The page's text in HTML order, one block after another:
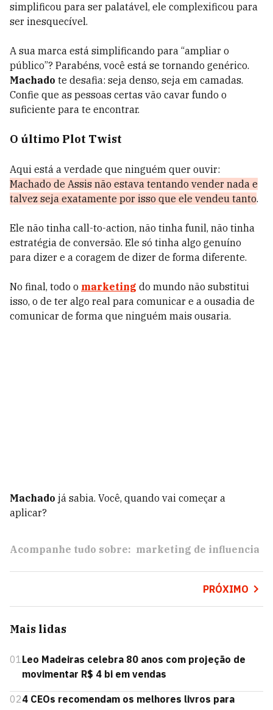
simplificou para ser palatável, ele complexificou para
ser inesquecível.
A sua marca está simplificando para “ampliar o
público”? Parabéns, você está se tornando genérico.
Machado te desafia: seja denso, seja em camadas.
Confie que as pessoas certas vão cavar fundo o
suficiente para te encontrar.
O último Plot Twist
Aqui está a verdade que ninguém quer ouvir:
Machado de Assis não estava tentando vender nada e
talvez seja exatamente por isso que ele vendeu tanto.
Ele não tinha call-to-action, não tinha funil, não tinha
estratégia de conversão. Ele só tinha algo genuíno
para dizer e a coragem de dizer de forma diferente.
No final, todo o marketing do mundo não substitui
isso, o de ter algo real para comunicar e a ousadia de
comunicar de forma que ninguém mais ousaria.
Machado já sabia. Você, quando vai começar a
aplicar?
Acompanhe tudo sobre: marketing de influencia
PRÓXIMO
Mais lidas
01Leo Madeiras celebra 80 anos com projeção de
movimentar R$ 4 bi em vendas
024 CEOs recomendam os melhores livros para